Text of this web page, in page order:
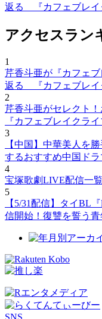
返る 『カフェブレイ
アクセスラン
1
芹香斗亜が『カフェ
返る 『カフェブレイ
2
芹香斗亜がセレクト
『カフェブレイクラ
3
【中国】中華美人を
するおすすめ中国ドラ
4
宝塚歌劇LIVE配信一
5
【5/31配信】タイBL
信開始！復讐を誓う青
SNS